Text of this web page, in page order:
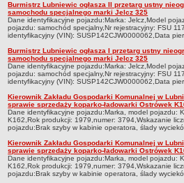
Aktualności
Obwieszczenia, ogłoszenia i
Drogi
Energia elektryczna
Meteorologiczne
Rozkłady jazdy autobusów
Wodociągi - ocena jakości wody
KONKURSY
Ogłoszenia o konkursach
URZĄD MIEJSKI
Burmistrz Lubniewic ogłasza II przetarg ustny
samochodu specjalnego marki Jelcz 325
Dane identyfikacyjne pojazdu:Marka: Jelcz,Model
pojazdu: samochód specjalny,Nr rejestracyjny: FSU
identyfikacyjny (VIN): SUSP142CJW0000062,Data
Burmistrz Lubniewic ogłasza I przetarg ustny
samochodu specjalnego marki Jelcz 325
Dane identyfikacyjne pojazdu:Marka: Jelcz,Model
pojazdu: samochód specjalny,Nr rejestracyjny: FSU
identyfikacyjny (VIN): SUSP142CJW0000062,Data
Kierownik Zakładu Gospodarki Komunalnej w
sprawie sprzedaży koparko-ładowarki Ostrówek
Dane identyfikacyjne pojazdu:Marka, model pojazdu:
K162,Rok produkcji: 1979,numer: 3794,Wskazanie
pojazdu:Brak szyby w kabinie operatora, ślady
Kierownik Zakładu Gospodarki Komunalnej w
sprawie sprzedaży koparko-ładowarki Ostrówek
Dane identyfikacyjne pojazdu:Marka, model pojazdu:
K162,Rok produkcji: 1979,numer: 3794,Wskazanie
pojazdu:Brak szyby w kabinie operatora, ślady